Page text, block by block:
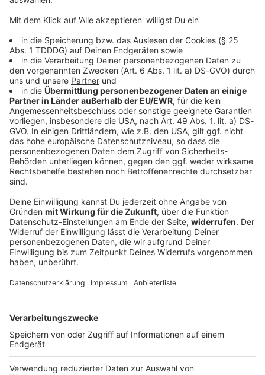
Bayern
100 Tage Krause: Was Münchens OB bislang
bewegt hat
Seit dem 1. Mai ist Dominik Krause Münchner
Oberbürgermeister – als zweitjüngster Amtsinhaber
Bilanz.
DEINE GEMERKTEN ARTIKEL
Du hast dir noch keine Artikel gemerkt